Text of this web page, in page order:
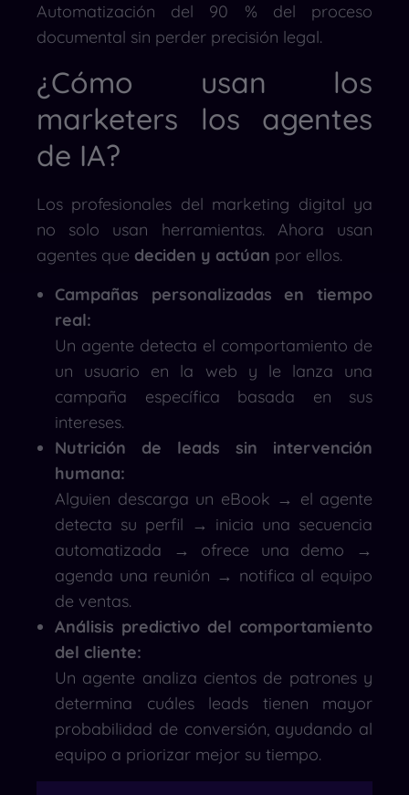
Automatización del 90 % del proceso
documental sin perder precisión legal.
¿Cómo usan los
marketers los agentes
de IA?
Los profesionales del marketing digital ya
no solo usan herramientas. Ahora usan
agentes que deciden y actúan por ellos.
Campañas personalizadas en tiempo
real:
Un agente detecta el comportamiento de
un usuario en la web y le lanza una
campaña específica basada en sus
intereses.
Nutrición de leads sin intervención
humana:
Alguien descarga un eBook → el agente
detecta su perfil → inicia una secuencia
automatizada → ofrece una demo →
agenda una reunión → notifica al equipo
de ventas.
Análisis predictivo del comportamiento
del cliente:
Un agente analiza cientos de patrones y
determina cuáles leads tienen mayor
probabilidad de conversión, ayudando al
equipo a priorizar mejor su tiempo.